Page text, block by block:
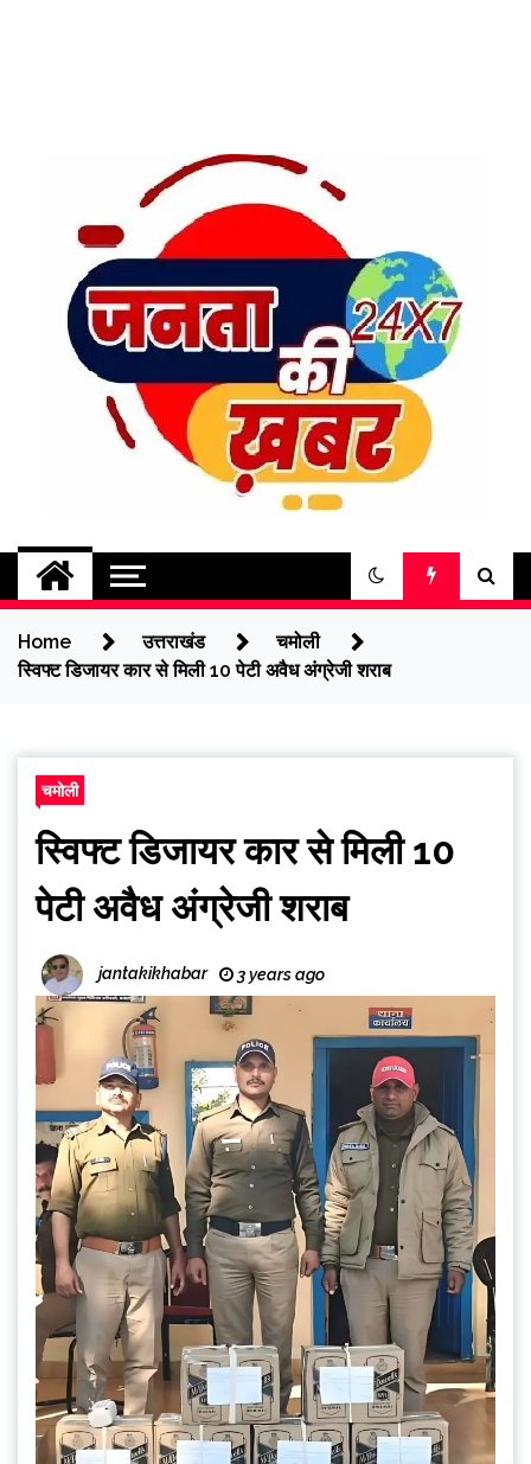
jantakikhabar
Home उत्तराखंड
चमोली
स्विफ्ट डिजायर कार से मिली 10 पेटी अवैध अंग्रेजी शराब
चमोली
स्विफ्ट डिजायर कार से मिली 10
पेटी अवैध अंग्रेजी शराब
jantakikhabar 3 years ago